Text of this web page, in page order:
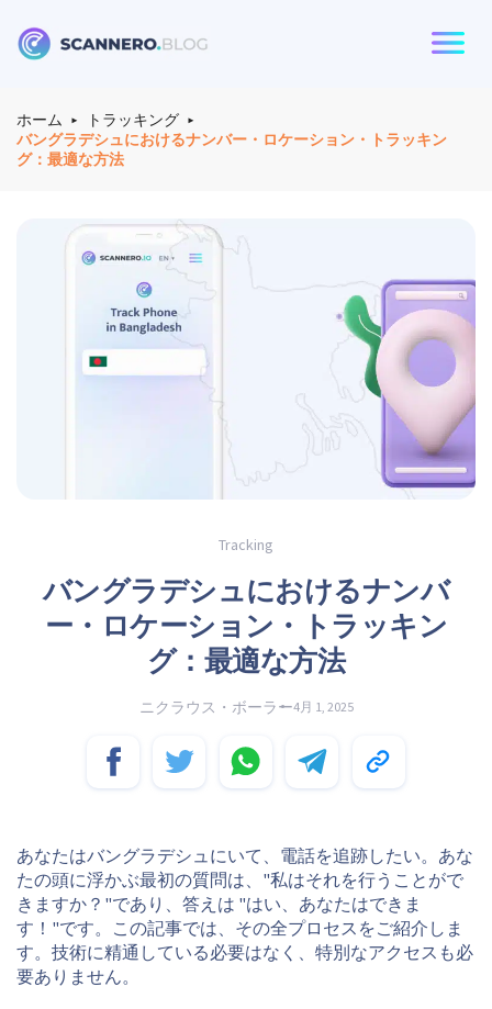
ホーム
トラッキング
バングラデシュにおけるナンバー・ロケーション・トラッキン
グ：最適な方法
Tracking
バングラデシュにおけるナンバ
ー・ロケーション・トラッキン
グ：最適な方法
ニクラウス・ボーラー4月 1, 2025
あなたはバングラデシュにいて、電話を追跡したい。あな
たの頭に浮かぶ最初の質問は、"私はそれを行うことがで
きますか？"であり、答えは "はい、あなたはできま
す！"です。この記事では、その全プロセスをご紹介しま
す。技術に精通している必要はなく、特別なアクセスも必
要ありません。